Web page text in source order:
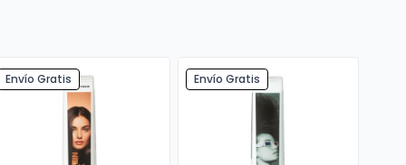
Envío Gratis Envío Gratis